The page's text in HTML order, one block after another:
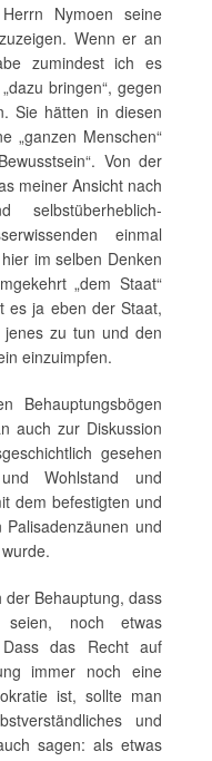
Nymoen seine
Wenn er an
zumindest ich es
bringen“, gegen
Sie hätten in diesen
„ganzen Menschen“
Von der
meiner Ansicht nach
selbstüberheblich-
einmal
im selben Denken
„dem Staat“
es ja eben der Staat,
jenes zu tun und den
einzuimpfen.
Behauptungsbögen
auch zur Diskussion
gesehen
Wohlstand und
dem befestigten und
und
Behauptung, dass
seien, noch etwas
Dass das Recht auf
immer noch eine
ist, sollte man
und
sagen: als etwas